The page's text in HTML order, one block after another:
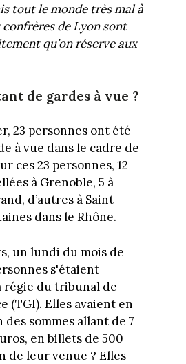
tout le monde très mal à
confrères de Lyon sont
qu’on réserve aux
de gardes à vue ?
23 personnes ont été
à vue dans le cadre de
ces 23 personnes, 12
à Grenoble, 5 à
d’autres à Saint-
dans le Rhône.
un lundi du mois de
s'étaient
régie du tribunal de
(TGI). Elles avaient en
des sommes allant de 7
en billets de 500
de leur venue ? Elles